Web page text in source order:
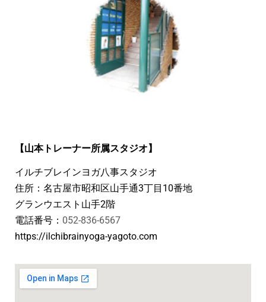
【山本トレーナー所属スタジオ】
イルチブレインヨガ八事スタジオ
住所：名古屋市昭和区山手通3丁目10番地
グランウエスト山手2階
電話番号： 052-836-6567
https://ilchibrainyoga-yagoto.com